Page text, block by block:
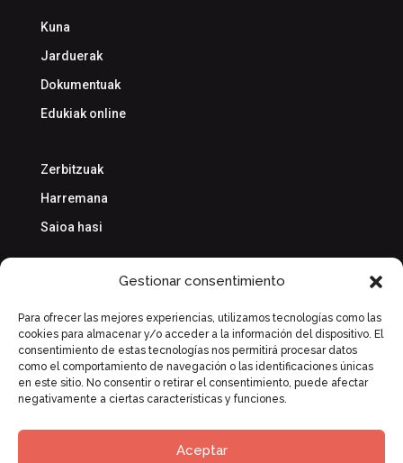
Gestionar consentimiento
Para ofrecer las mejores experiencias, utilizamos tecnologías como las
cookies para almacenar y/o acceder a la información del dispositivo. El
consentimiento de estas tecnologías nos permitirá procesar datos
como el comportamiento de navegación o las identificaciones únicas
en este sitio. No consentir o retirar el consentimiento, puede afectar
negativamente a ciertas características y funciones.
Aceptar
Kuna
Jarduerak
Dokumentuak
Edukiak online
Zerbitzuak
Harremana
Saioa hasi
Pribatutasun politika
Cookiee politika